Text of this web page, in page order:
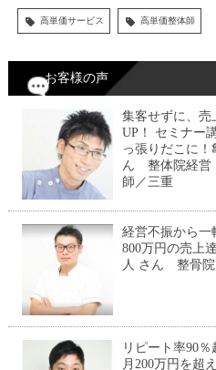
高単価サービス 高単価整体師
お客様の声
集客せずに、売
UP！ セミナー
っ張りだこに！
ん 整体院経営
師／三重
経営不振から一
800万円の売上
人 さん 整骨院
リピート率90
月200万円を超